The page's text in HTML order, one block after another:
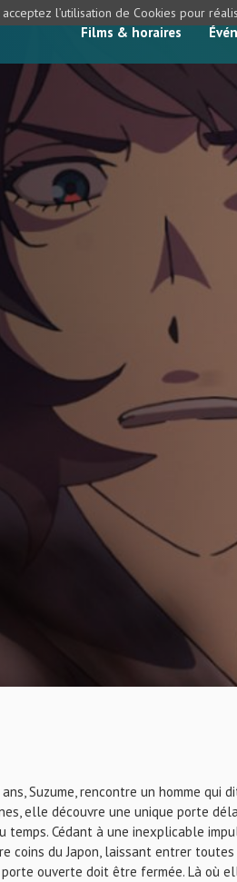
Films & horaires
Suzume, rencontre un homme qui
elle découvre une unique porte
Cédant à une inexplicable
coins du Japon, laissant entrer
ouverte doit être fermée. Là où
l’utilisation de Cookies pour